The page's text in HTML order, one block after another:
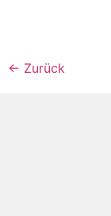
← Zurück